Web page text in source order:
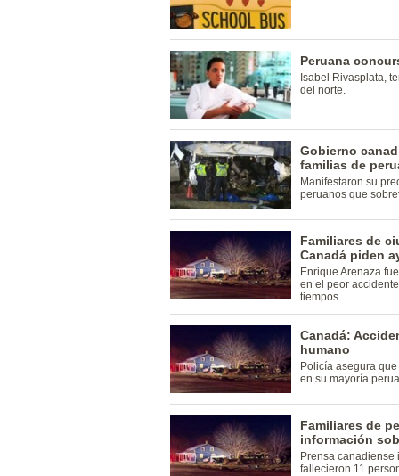
Peruana
Isabel Rivasplata,
del norte.
Gobierno
familias de
Manifestaron su
peruanos que
Familiares de
Canadá piden
Enrique Arenaza
en el peor
tiempos.
Canadá:
humano
Policía asegura
en su mayoría
Familiares de
información
Prensa canadiense
fallecieron 11